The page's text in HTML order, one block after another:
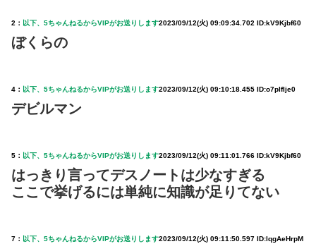
2： 以下、5ちゃんねるからVIPがお送りします2023/09/12(火) 09:09:34.702 ID:kV9Kjbf60
ぼくらの
4： 以下、5ちゃんねるからVIPがお送りします2023/09/12(火) 09:10:18.455 ID:o7plfIje0
デビルマン
5： 以下、5ちゃんねるからVIPがお送りします2023/09/12(火) 09:11:01.766 ID:kV9Kjbf60
はっきり言ってデスノートは少なすぎる
ここで挙げるには単純に知識が足りてない
7： 以下、5ちゃんねるからVIPがお送りします2023/09/12(火) 09:11:50.597 ID:lqgAeHrpM